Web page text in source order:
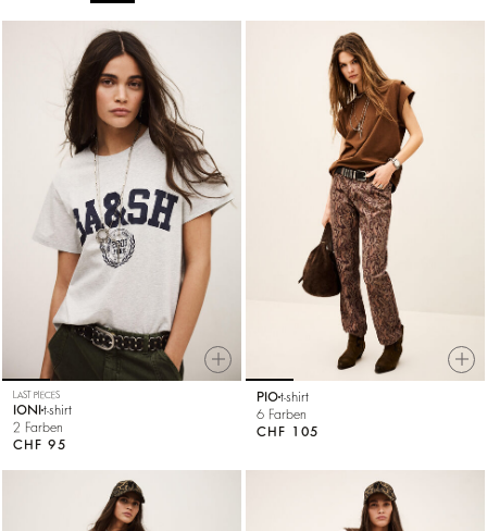
LAST PIECES
IONI t-shirt
2 Farben
CHF 95
PIOt-shirt
6 Farben
CHF 105